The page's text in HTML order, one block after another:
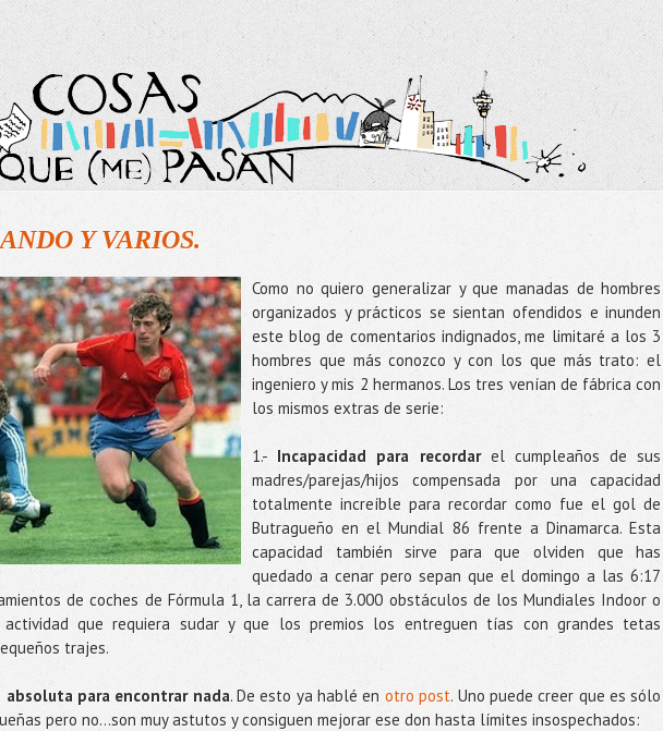
Y VARIOS.
Como no quiero generalizar y que manadas de hombres
organizados y prácticos se sientan ofendidos e inunden
este blog de comentarios indignados, me limitaré a los 3
hombres que más conozco y con los que más trato: el
ingeniero y mis 2 hermanos. Los tres venían de fábrica con
los mismos extras de serie:
1.- Incapacidad para recordarel cumpleaños de sus
madres/parejas/hijos compensada por una capacidad
totalmente increíble para recordar como fue el gol de
Butragueño en el Mundial 86 frente a Dinamarca. Esta
capacidad también sirve para que olviden que has
quedado a cenar pero sepan que el domingo a las 6:17
de coches de Fórmula 1, la carrera de 3.000 obstáculos de los Mundiales Indoor o
que requiera sudar y que los premios los entreguen tías con grandes tetas
trajes.
absoluta para encontrar nada. De esto ya hablé en otro post. Uno puede creer que es sólo
pero no…son muy astutos y consiguen mejorar ese don hasta límites insospechados: